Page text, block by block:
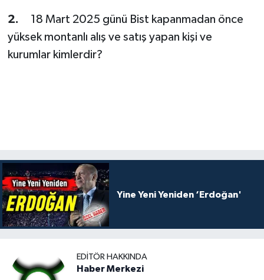
2. 18 Mart 2025 günü Bist kapanmadan önce
yüksek montanlı alış ve satış yapan kişi ve
kurumlar kimlerdir?
Yine Yeni Yeniden ‘Erdoğan'
EDITÖR HAKKINDA
Haber Merkezi